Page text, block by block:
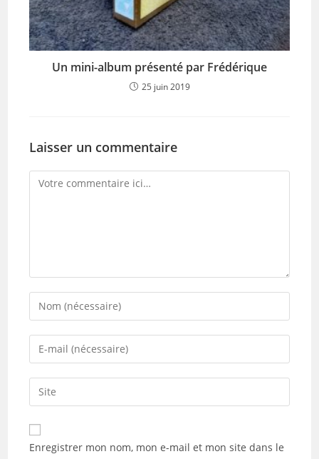
Un mini-album présenté par Frédérique
25 juin 2019
Laisser un commentaire
Comment
Enter
your
name
comment
Enter
your
email
address
comment
Saisir
l’URL
de
votre
Enregistrer mon nom, mon e-mail et mon site dans le